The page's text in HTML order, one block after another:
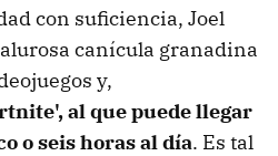
con suficiencia, Joel
canícula granadina
y,
al que puede llegar
o seis horas al día. Es tal